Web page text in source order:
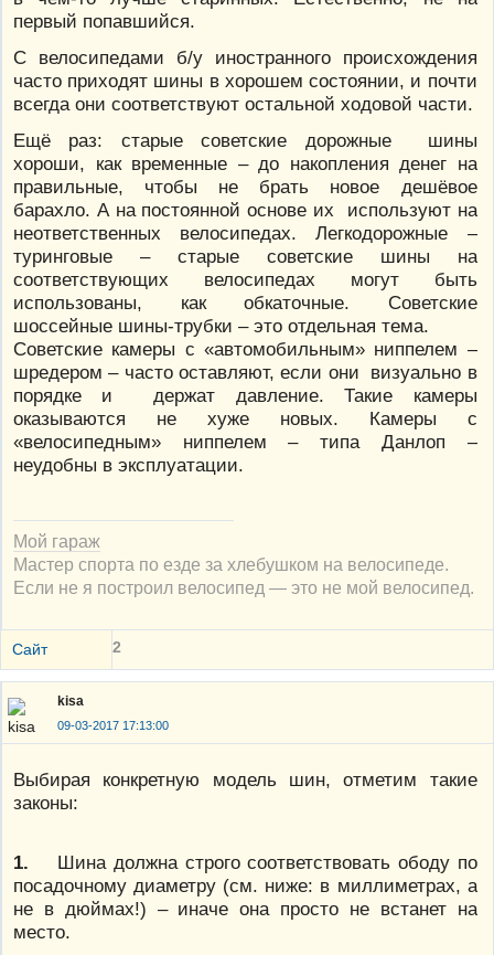
первый попавшийся.
С велосипедами б/у иностранного происхождения
часто приходят шины в хорошем состоянии, и почти
всегда они соответствуют остальной ходовой части.
Ещё раз: старые советские дорожные шины
хороши, как временные – до накопления денег на
правильные, чтобы не брать новое дешёвое
барахло. А на постоянной основе их используют на
неответственных велосипедах. Легкодорожные –
туринговые – старые советские шины на
соответствующих велосипедах могут быть
использованы, как обкаточные. Советские
шоссейные шины-трубки – это отдельная тема.
Советские камеры с «автомобильным» ниппелем –
шредером – часто оставляют, если они визуально в
порядке и держат давление. Такие камеры
оказываются не хуже новых. Камеры с
«велосипедным» ниппелем – типа Данлоп –
неудобны в эксплуатации.
Мой гараж
Мастер спорта по езде за хлебушком на велосипеде.
Если не я построил велосипед — это не мой велосипед.
Сайт 2
kisa
09-03-2017 17:13:00
Выбирая конкретную модель шин, отметим такие
законы:
1. Шина должна строго соответствовать ободу по
посадочному диаметру (см. ниже: в миллиметрах, а
не в дюймах!) – иначе она просто не встанет на
место.